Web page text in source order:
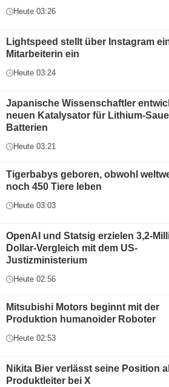
Heute 03:26
Lightspeed stellt über Instagram
Mitarbeiterin ein
Heute 03:24
Japanische Wissenschaftler
neuen Katalysator für Lithium-
Batterien
Heute 03:21
Tigerbabys geboren, obwohl
noch 450 Tiere leben
Heute 03:03
OpenAI und Statsig erzielen 3,2-
Dollar-Vergleich mit dem US-
Justizministerium
Heute 02:56
Mitsubishi Motors beginnt mit der
Produktion humanoider Roboter
Heute 02:53
Nikita Bier verlässt seine Position
Produktleiter bei X